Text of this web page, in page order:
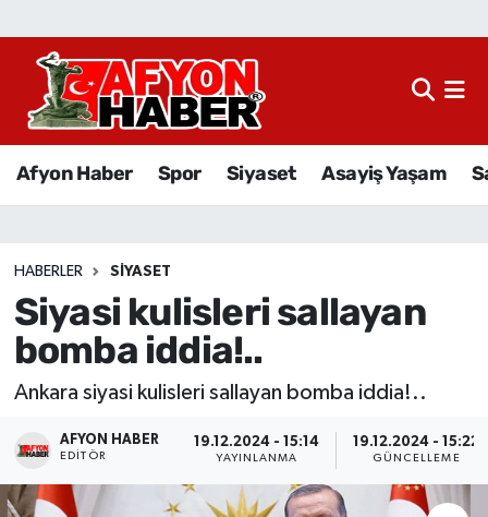
Afyon Haber Spor Siyaset Asayiş Yaşam
HABERLER SIYASET
Siyasi kulisleri sallayan
bomba iddia!..
Ankara siyasi kulisleri sallayan bomba iddia!..
AFYON HABER
EDITÖR
19.12.2024 - 15:14
YAYINLANMA
19.12.2024 - 15:22
GÜNCELLEME
Afyon Haber
Sağlık
Eğitim